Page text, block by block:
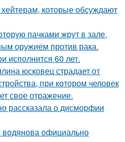
которые обсуждают
пачками жрут в зале,
оружием против рака.
исполнится 60 лет.
юсковец страдает от
при котором человек
свое отражение.
рассказала о дисморфии
официально